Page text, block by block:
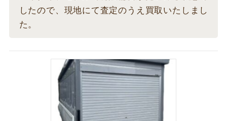
したので、現地にて査定のうえ買取いたしまし
た。